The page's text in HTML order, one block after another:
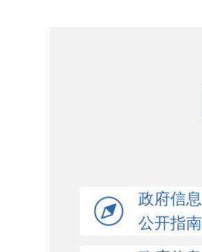
政府信息
公开指南